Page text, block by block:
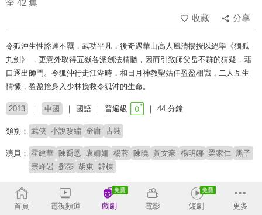
全 42 集
收藏
分享
令狐沖生性豁達不羈，武功平凡，後奇遇華山高人風清揚授以絕學《獨孤
九劍》 ，更意外取得五嶽各派劍法精髓，因而引致師父岳不群的猜疑，藉
口逐出師門。令狐沖行走江湖時，和日月神教聖姑任盈盈相識，二人互生
情愫，盈盈捨身入少林挽救令狐沖的生命。
2013 中國 國語 普遍級 44 分鐘
類別： 武俠 小說改編 金庸 古裝
演員： 霍建華 陳喬恩 袁姍姍 楊蓉 陳曉 黃文豪 楊明娜 梁家仁 黑子
宗峰岩 鄧莎 胡東 韓棟
導演： 黃俊文
原著：
首頁 電視頻道 戲劇 電影 短劇 更多